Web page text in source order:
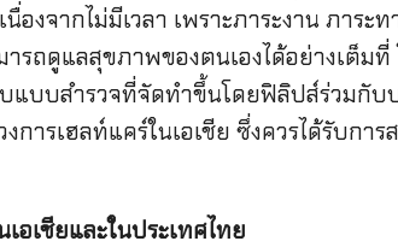
จากไม่มีเวลา เพราะภาระงาน ภาระท
รถดูแลสุขภาพของตนเองได้อย่างเต็ม
บแบบสำรวจที่จัดทำขึ้นโดยฟิลิปส์ร่วมกั
ารเฮลท์แคร์ในเอเชีย ซึ่งควรได้รับการ
อเชียและในประเทศไทย